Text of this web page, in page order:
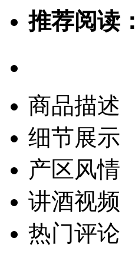
推荐阅读：
商品描述
细节展示
产区风情
讲酒视频
热门评论